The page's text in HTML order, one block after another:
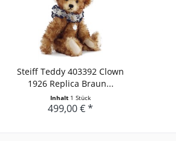
Steiff Teddy 403392 Clown
1926 Replica Braun...
Inhalt 1 Stück
499,00 € *